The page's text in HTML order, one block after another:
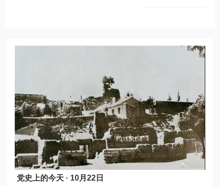
党史上的今天 · 10月22日